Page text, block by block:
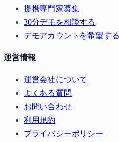
提携専門家募集
30分デモを相談する
デモアカウントを希望する
運営情報
運営会社について
よくある質問
お問い合わせ
利用規約
プライバシーポリシー